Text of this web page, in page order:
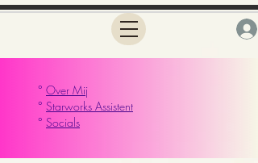
° Over Mij
° Starworks Assistent
° Socials